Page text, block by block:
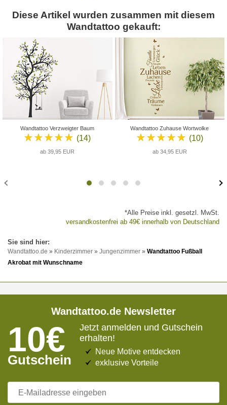
Diese Artikel wurden zusammen mit diesem
Wandtattoo gekauft:
Wandtattoo Verzweigter Baum
★★★★★ (14)
ab 39,95 EUR
Wandtattoo Zuhause Wortwolke
★★★★★ (10)
ab 34,95 EUR
*Alle Preise inkl. gesetzl. MwSt.
versandkostenfrei ab 49€ innerhalb von Deutschland
Wandtattoo.de » Kinderzimmer » Jungenzimmer » Wandtattoo Fußball
Akrobat mit Wunschname
Wandtattoo.de Newsletter
10€
Gutschein
Jetzt anmelden und Gutschein
erhalten!
Neue Motive entdecken
exklusive Vorteile